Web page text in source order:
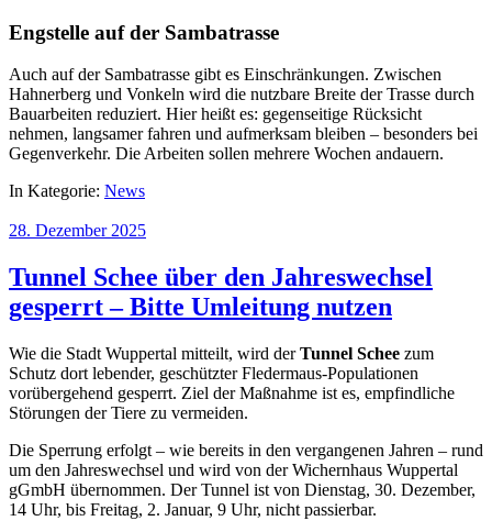
Engstelle auf der Sambatrasse
Auch auf der Sambatrasse gibt es Einschränkungen. Zwischen
Hahnerberg und Vonkeln wird die nutzbare Breite der Trasse durch
Bauarbeiten reduziert. Hier heißt es: gegenseitige Rücksicht
nehmen, langsamer fahren und aufmerksam bleiben – besonders bei
Gegenverkehr. Die Arbeiten sollen mehrere Wochen andauern.
In Kategorie: News
28. Dezember 2025
Tunnel Schee über den Jahreswechsel
gesperrt – Bitte Umleitung nutzen
Wie die Stadt Wuppertal mitteilt, wird derTunnel Schee zum
Schutz dort lebender, geschützter Fledermaus-Populationen
vorübergehend gesperrt. Ziel der Maßnahme ist es, empfindliche
Störungen der Tiere zu vermeiden.
Die Sperrung erfolgt – wie bereits in den vergangenen Jahren – rund
um den Jahreswechsel und wird von der Wichernhaus Wuppertal
gGmbH übernommen. Der Tunnel ist von Dienstag, 30. Dezember,
14 Uhr, bis Freitag, 2. Januar, 9 Uhr, nicht passierbar.